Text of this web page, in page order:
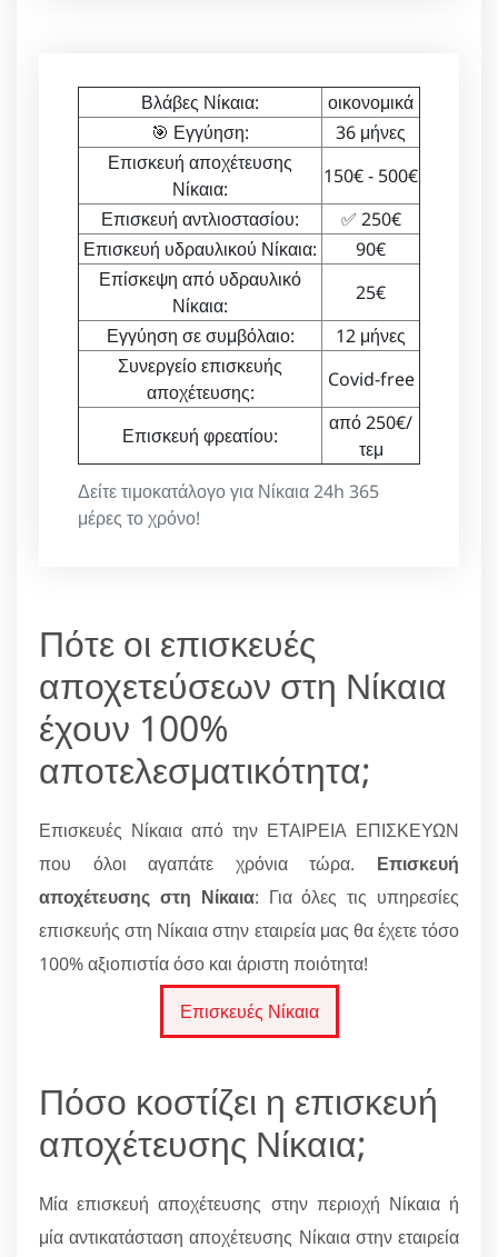
Δείτε τιμοκατάλογο για Νίκαια 24h 365
μέρες το χρόνο!
Βλάβες Νίκαια:
οικονομικά
🎯 Εγγύηση:
36 μήνες
Επισκευή αποχέτευσης
Νίκαια:
150€ - 500€
Επισκευή αντλιοστασίου:
✅ 250€
Επισκευή υδραυλικού Νίκαια:
90€
Επίσκεψη από υδραυλικό
Νίκαια:
25€
Εγγύηση σε συμβόλαιο:
12 μήνες
Συνεργείο επισκευής
αποχέτευσης:
Covid-free
Επισκευή φρεατίου:
από 250€/
τεμ
Πότε οι επισκευές
αποχετεύσεων στη Νίκαια
έχουν 100%
αποτελεσματικότητα;
Επισκευές Νίκαια από την ΕΤΑΙΡΕΙΑ ΕΠΙΣΚΕΥΩΝ
που όλοι αγαπάτε χρόνια τώρα. Επισκευή
αποχέτευσης στη Νίκαια: Για όλες τις υπηρεσίες
επισκευής στη Νίκαια στην εταιρεία μας θα έχετε τόσο
100% αξιοπιστία όσο και άριστη ποιότητα!
Επισκευές Νίκαια
Πόσο κοστίζει η επισκευή
αποχέτευσης Νίκαια;
Μία επισκευή αποχέτευσης στην περιοχή Νίκαια ή
μία αντικατάσταση αποχέτευσης Νίκαια στην εταιρεία